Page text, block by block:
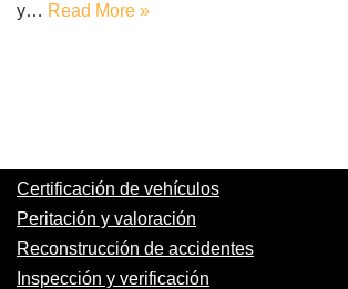
y… Read More »
Certificación de vehículos
Peritación y valoración
Reconstrucción de accidentes
Inspección y verificación